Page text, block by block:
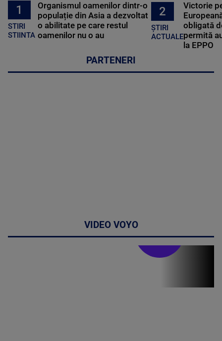
1
STIRI
STIINTA
Organismul oamenilor dintr-o
populație din Asia a dezvoltat
o abilitate pe care restul
oamenilor nu o au
2
ȘTIRI
ACTUALE
Victorie
obligată
permită
la EPPO
PARTENERI
VIDEO VOYO